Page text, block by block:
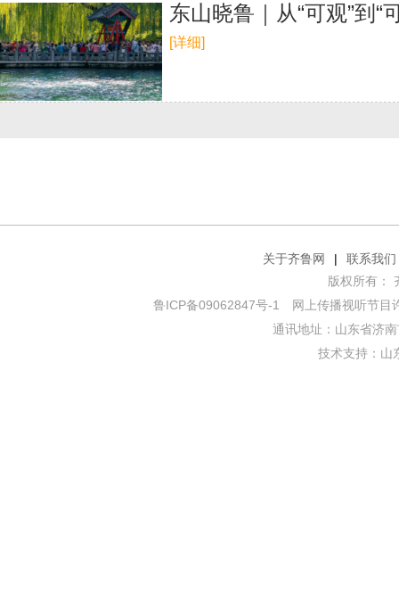
东山晓鲁｜从“可观”到“
[详细]
关于齐鲁网 |
联系我们
版权所有：
鲁ICP备09062847号-1
网上传播视听节目
通讯地址：山东省济
技术支持： 山